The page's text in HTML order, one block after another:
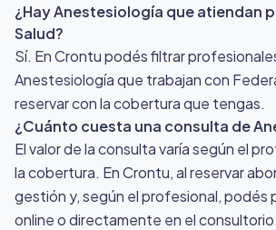
¿Hay Anestesiología que atiendan
Salud?
Sí. En Crontu podés filtrar
Anestesiología que trabajan con
reservar con la cobertura que tengas.
¿Cuánto cuesta una consulta de
El valor de la consulta varía según el
la cobertura. En Crontu, al reservar
gestión y, según el profesional, podés
online o directamente en el consultorio.